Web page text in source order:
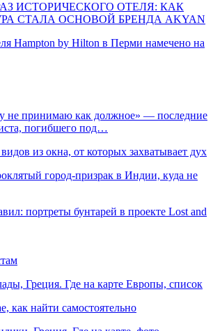
ИСТОРИЧЕСКОГО ОТЕЛЯ: КАК
СТАЛА ОСНОВОЙ БРЕНДА AKYAN
Hampton by Hilton в Перми намечено на
не принимаю как должное» — последние
погибшего под…
из окна, от которых захватывает дух
город-призрак в Индии, куда не
портреты бунтарей в проекте Lost and
Греция. Где на карте Европы, список
как найти самостоятельно